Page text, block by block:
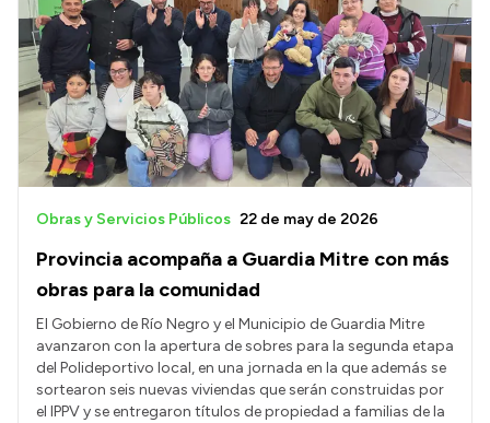
Provincia acompaña a Guardia Mitre con más
obras para la comunidad
Obras y Servicios Públicos 22 de may de 2026
El Gobierno de Río Negro y el Municipio de Guardia Mitre
avanzaron con la apertura de sobres para la segunda etapa
del Polideportivo local, en una jornada en la que además se
sortearon seis nuevas viviendas que serán construidas por
el IPPV y se entregaron títulos de propiedad a familias de la